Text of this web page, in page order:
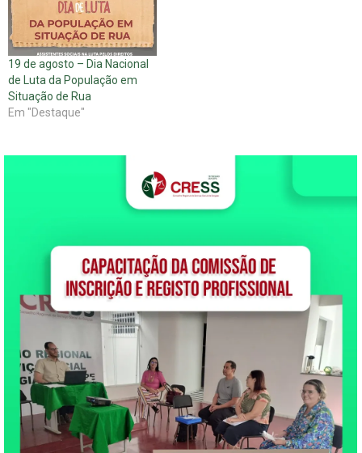
19 de agosto – Dia Nacional
de Luta da População em
Situação de Rua
Em "Destaque"